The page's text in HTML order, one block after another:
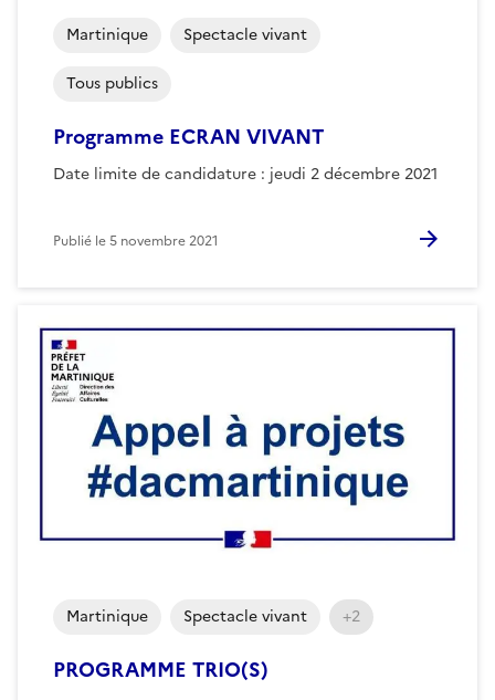
Programme ECRAN VIVANT
Date limite de candidature : jeudi 2 décembre 2021
Martinique Spectacle vivant
Tous publics
Publié le5 novembre 2021
PROGRAMME TRIO(S)
Martinique Spectacle vivant +2